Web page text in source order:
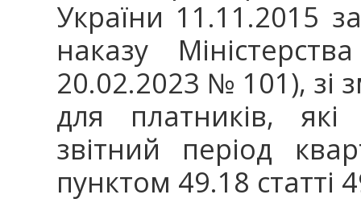
України 11.11.2015
наказу
20.02.2023 № 101), зі
для платників, які
звітний період
пунктом 49.18 статті